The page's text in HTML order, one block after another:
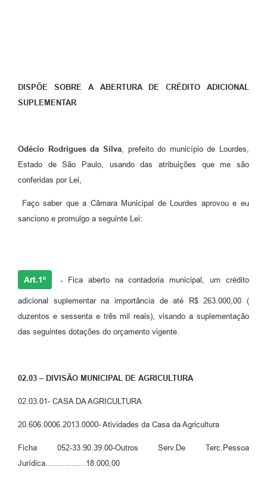
Transparência
Arquivos para Download
Cadastro para Estágio
Contas Públicas
Legislação
PPA
DISPÕE SOBRE A ABERTURA DE CRÉDITO ADICIONAL
SUPLEMENTAR
Odécio Rodrigues da Silva, prefeito do município de Lourdes,
Estado de São Paulo, usando das atribuições que me são
conferidas por Lei,
Faço saber que a Câmara Municipal de Lourdes aprovou e eu
sanciono e promulgo a seguinte Lei:
Art.1º -Fica aberto na contadoria municipal, um crédito
adicional suplementar na importância de até R$ 263.000,00 (
duzentos e sessenta e três mil reais), visando a suplementação
das seguintes dotações do orçamento vigente.
02.03 – DIVISÃO MUNICIPAL DE AGRICULTURA
02.03.01- CASA DA AGRICULTURA
20.606.0006.2013.0000- Atividades da Casa da Agricultura
Ficha 052-33.90.39.00-Outros Serv.De Terc.Pessoa
Jurídica.................18.000,00